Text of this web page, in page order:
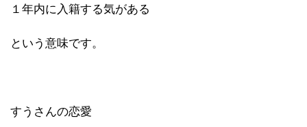
１年内に入籍する気がある
という意味です。
すうさんの恋愛